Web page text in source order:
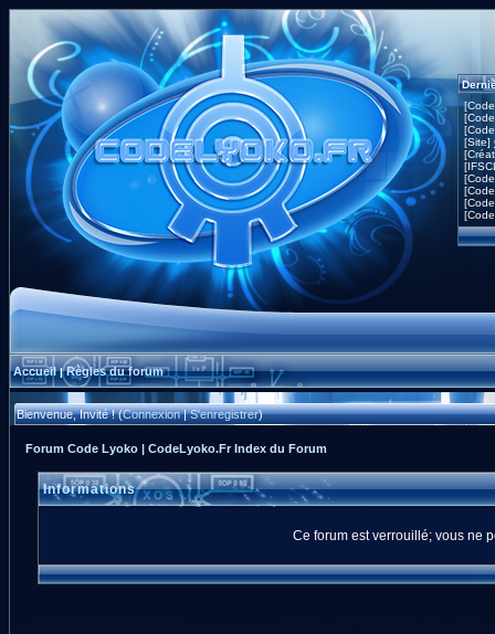
[Site]
Accueil|Règles du forum
Bienvenue, Invité ! (Connexion|S'enregistrer)
Forum Code Lyoko | CodeLyoko.Fr Index du Forum
Informations
Ce forum est verrouillé; vous ne